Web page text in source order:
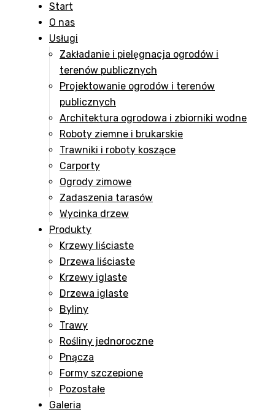
Start
O nas
Usługi
Zakładanie i pielęgnacja ogrodów i
terenów publicznych
Projektowanie ogrodów i terenów
publicznych
Architektura ogrodowa i zbiorniki wodne
Roboty ziemne i brukarskie
Trawniki i roboty koszące
Carporty
Ogrody zimowe
Zadaszenia tarasów
Wycinka drzew
Produkty
Krzewy liściaste
Drzewa liściaste
Krzewy iglaste
Drzewa iglaste
Byliny
Trawy
Rośliny jednoroczne
Pnącza
Formy szczepione
Pozostałe
Galeria